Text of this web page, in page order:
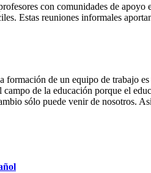
con comunidades de
Estas reuniones informales
formación de un equipo de
campo de la educación porque el
sólo puede venir de nosotros.